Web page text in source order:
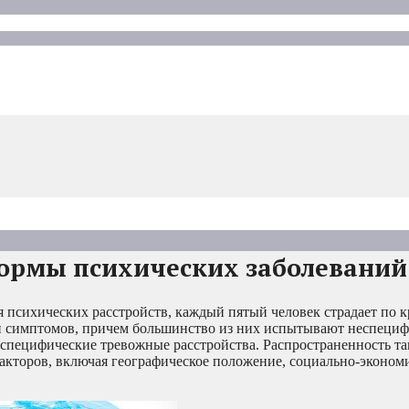
психических заболеваний
расстройств, каждый пятый человек страдает по
причем большинство из них испытывают
тревожные расстройства. Распространенность
включая географическое положение, социально-